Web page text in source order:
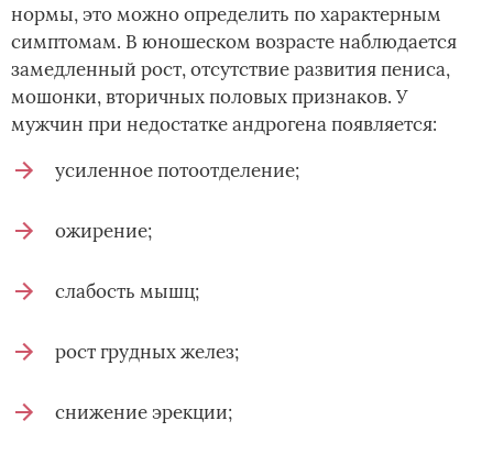
нормы, это можно определить по характерным
симптомам. В юношеском возрасте наблюдается
замедленный рост, отсутствие развития пениса,
мошонки, вторичных половых признаков. У
мужчин при недостатке андрогена появляется:
усиленное потоотделение;
ожирение;
слабость мышц;
рост грудных желез;
снижение эрекции;